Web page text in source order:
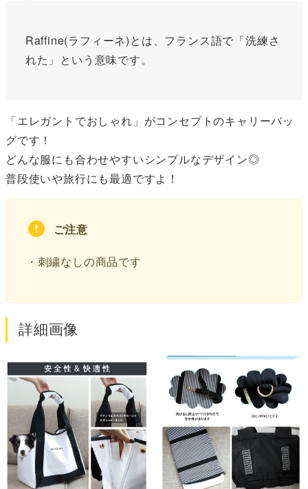
Raffine(ラフィーネ)とは、フランス語で「洗練さ
れた」という意味です。
「エレガントでおしゃれ」がコンセプトのキャリーバッ
グです！
どんな服にも合わせやすいシンプルなデザイン◎
普段使いや旅行にも最適ですよ！
ご注意
・刺繍なしの商品です
詳細画像